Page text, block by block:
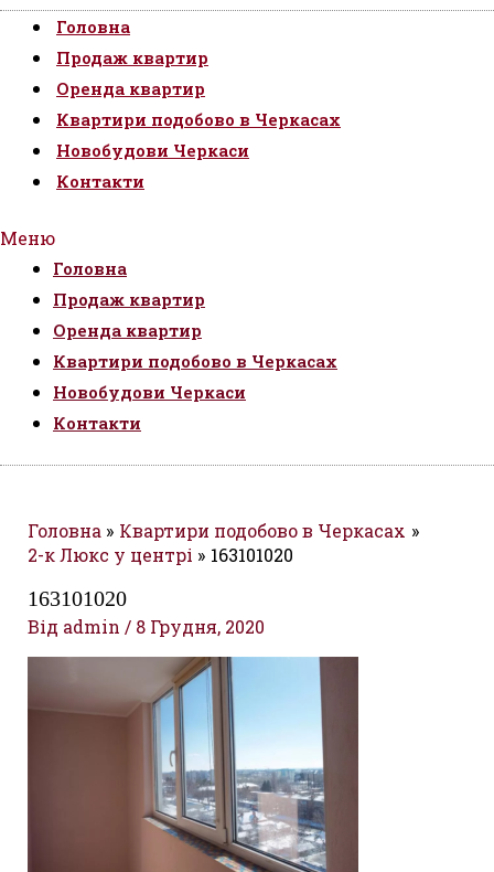
Головна
Продаж квартир
Оренда квартир
Квартири подобово в Черкасах
Новобудови Черкаси
Контакти
Меню
Головна
Продаж квартир
Оренда квартир
Квартири подобово в Черкасах
Новобудови Черкаси
Контакти
Головна
Квартири подобово в Черкасах
2-к Люкс у центрі
163101020
163101020
Від admin / 8 Грудня, 2020